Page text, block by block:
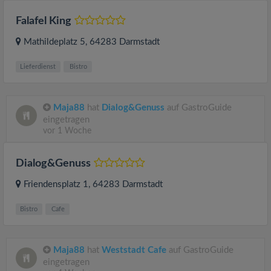
Falafel King
Mathildeplatz 5, 64283 Darmstadt
Lieferdienst Bistro
Maja88 hat Dialog&Genuss auf GastroGuide
eingetragen
vor 1 Woche
Dialog&Genuss
Friendensplatz 1, 64283 Darmstadt
Bistro Cafe
Maja88 hat Weststadt Cafe auf GastroGuide
eingetragen